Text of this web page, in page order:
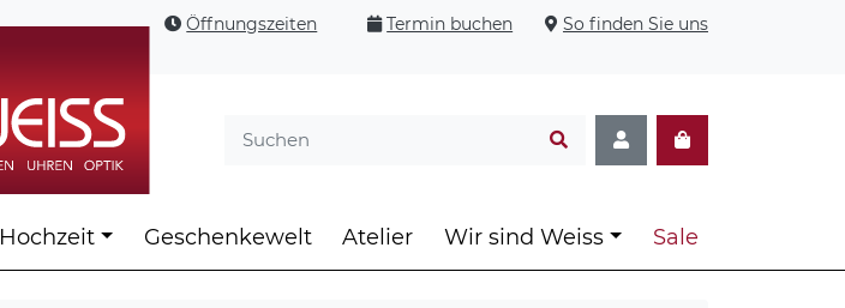
Öffnungszeiten Termin buchen So finden Sie uns
Hochzeit Geschenkewelt Atelier Wir sind Weiss Sale